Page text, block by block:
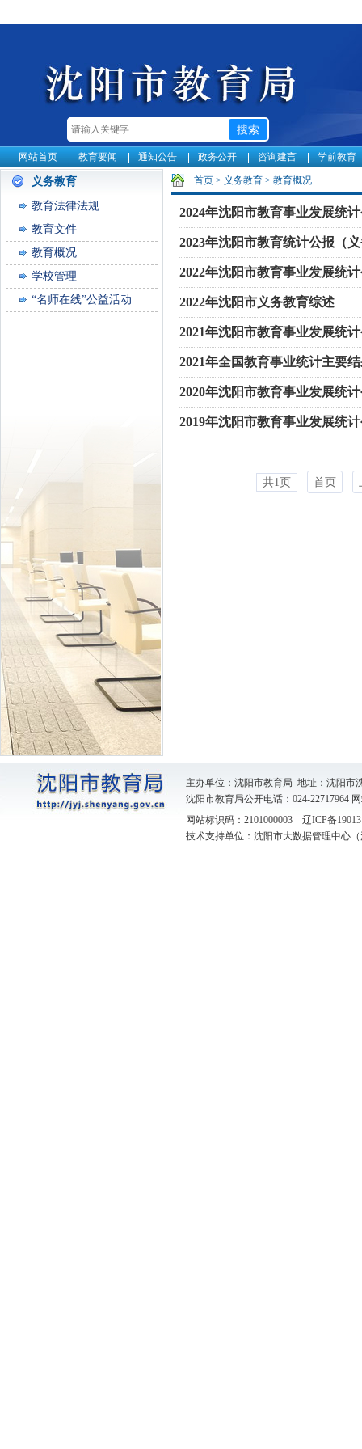
网站首页 教育要闻 通知公告 政务公开 咨询建言 学前教育
义务教育
教育法律法规
教育文件
教育概况
学校管理
“名师在线”公益活动
首页 > 义务教育 > 教育概况
2024年沈阳市教育事业发展统
2023年沈阳市教育统计公报（
2022年沈阳市教育事业发展统
2022年沈阳市义务教育综述
2021年沈阳市教育事业发展统
2021年全国教育事业统计主要
2020年沈阳市教育事业发展统
2019年沈阳市教育事业发展统
共1页 首页
主办单位：沈阳市教育局 地址：沈阳
沈阳市教育局公开电话：024-22717964
网站标识码：2101000003 辽ICP备
技术支持单位：沈阳市大数据管理中心